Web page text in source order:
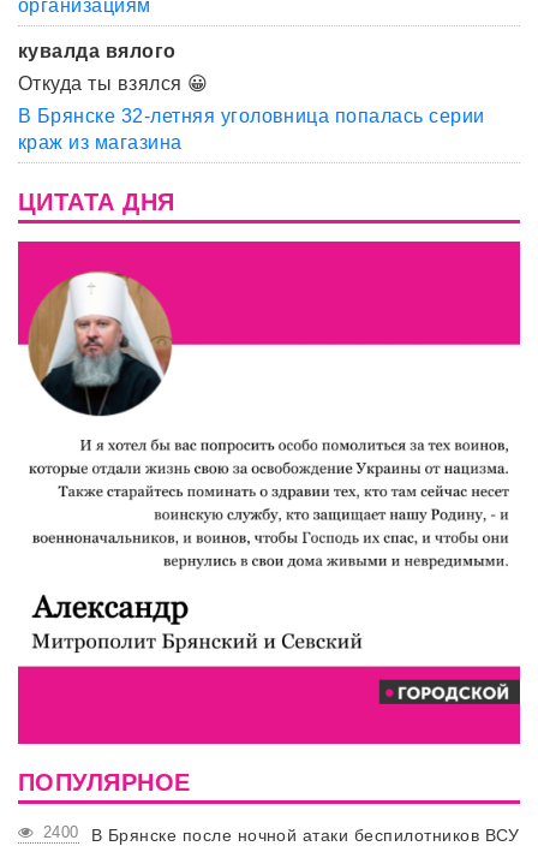
организациям
кувалда вялого
Откуда ты взялся 😀
В Брянске 32-летняя уголовница попалась серии
краж из магазина
ЦИТАТА ДНЯ
ПОПУЛЯРНОЕ
2400
В Брянске после ночной атаки беспилотников ВСУ